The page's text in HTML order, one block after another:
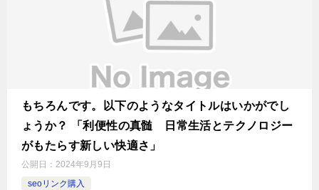
もちろんです。以下のようなタイトルはいかがでし
ょうか？ 「利便性の真髄 日常生活とテクノロジー
がもたらす新しい快適さ」
公開日： 2024年9月9日
seoリンク購入